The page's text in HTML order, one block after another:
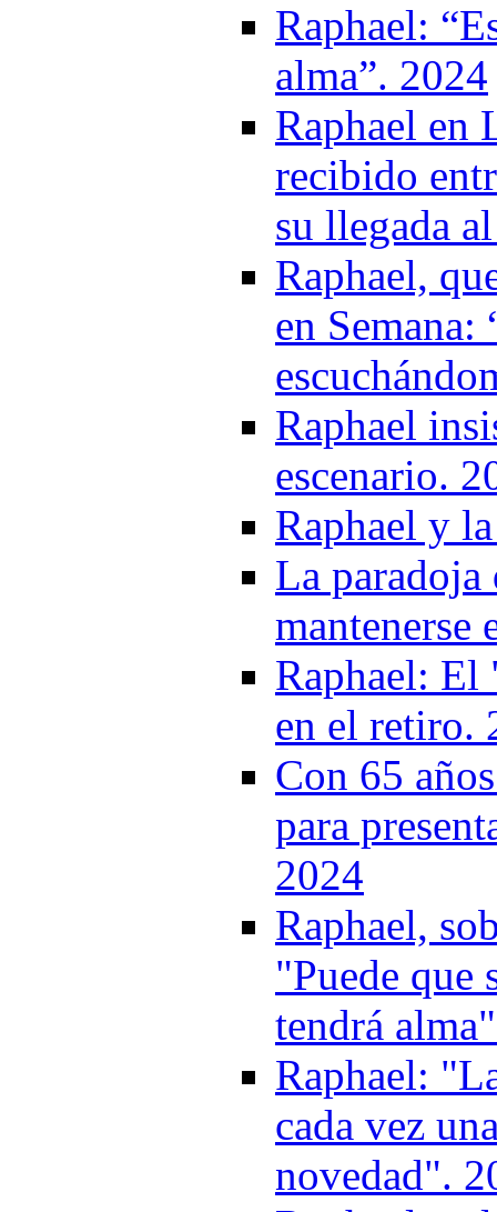
Raphael:
alma”. 2024
Raphael en
recibido
su llegada
Raphael,
en Semana:
Raphael
escenario.
Raphael y
La paradoja
mantenerse
Raphael: El
en el retiro.
Con 65
para
2024
Raphael,
"Puede que
tendrá
Raphael:
cada vez
novedad".